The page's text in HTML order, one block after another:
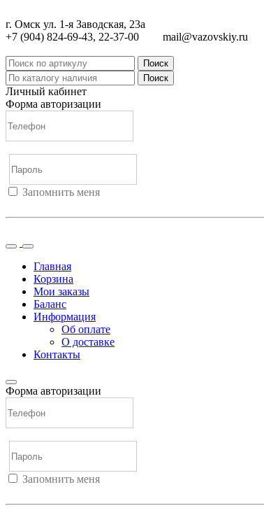
г. Омск ул. 1-я Заводская, 23а
+7 (904) 824-69-43, 22-37-00
mail@vazovskiy.ru
Поиск
Поиск
Личный кабинет
Форма авторизации
Запомнить меня
Главная
Корзина
Мои заказы
Баланс
Информация
Об оплате
О доставке
Контакты
Форма авторизации
Запомнить меня